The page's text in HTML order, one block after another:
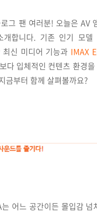
그 팬 여러분! 오늘은AV
개합니다. 기존 인기 모
신 미디어 기능과 IMAX
다 입체적인 컨텐츠 환경
금부터 함께 살펴볼까요?
어느 공간이든 몰입감